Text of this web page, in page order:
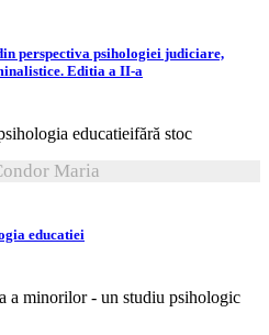
perspectiva psihologiei judiciare,
Editia a II-a
fără stoc
Maria
educatiei